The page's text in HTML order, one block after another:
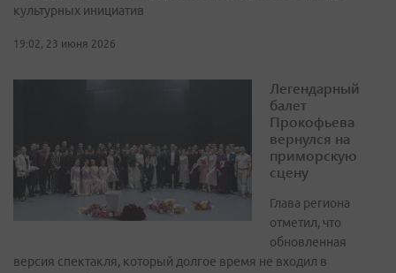
культурных инициатив
19:02, 23 июня 2026
Легендарный
балет
Прокофьева
вернулся на
приморскую
сцену
Глава региона
отметил, что
обновленная
версия спектакля, который долгое время не входил в